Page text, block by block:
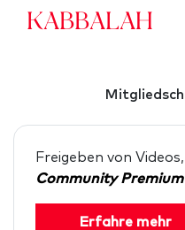
Kabbalah
Freigeben von
Community Premium
Erfahre mehr